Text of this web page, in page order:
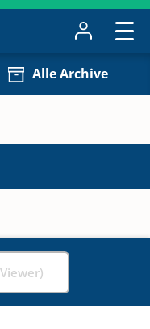
Alle Archive